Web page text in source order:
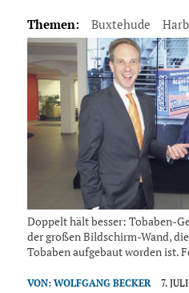
Themen: Buxtehude
Doppelt hält besser: Tobaben-
der großen Bildschirm-Wand,
Tobaben aufgebaut worden ist.
VON: WOLFGANG BECKER 7.